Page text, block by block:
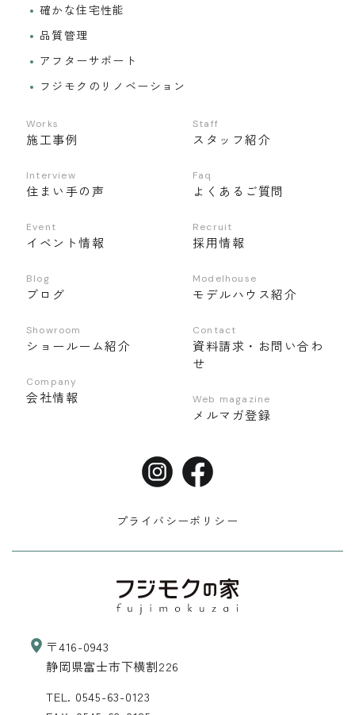
〒416-0943
静岡県富士市下横割226
TEL. 0545-63-0123
プライバシーポリシー
確かな住宅性能
品質管理
アフターサポート
フジモクのリノベーション
Works
施工事例
Interview
住まい手の声
Event
イベント情報
Blog
ブログ
Showroom
ショールーム紹介
Company
会社情報
Staff
スタッフ紹介
Faq
よくあるご質問
Recruit
採用情報
Modelhouse
モデルハウス紹介
Contact
資料請求・お問い合わ
せ
Web magazine
メルマガ登録